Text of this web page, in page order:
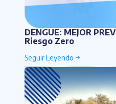
DENGUE: MEJOR
Riesgo Zero